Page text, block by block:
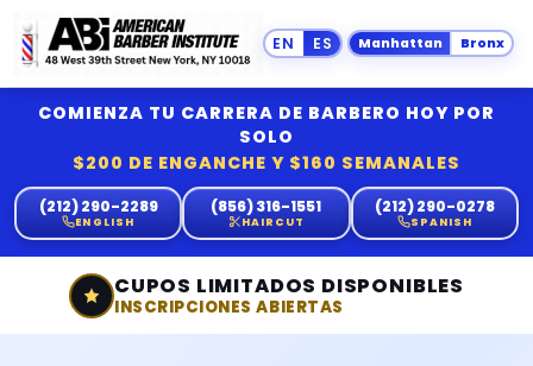
Manhattan Bronx
COMIENZA TU CARRERA DE BARBERO HOY POR
SOLO
$200 DE ENGANCHE Y $160 SEMANALES
(212) 290-2289
ENGLISH
(856) 316-1551
HAIRCUT
(212) 290-0278
SPANISH
CUPOS LIMITADOS DISPONIBLES
INSCRIPCIONES ABIERTAS